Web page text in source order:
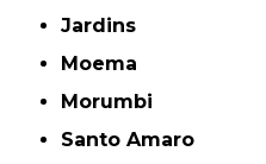
Jardins
Moema
Morumbi
Santo Amaro